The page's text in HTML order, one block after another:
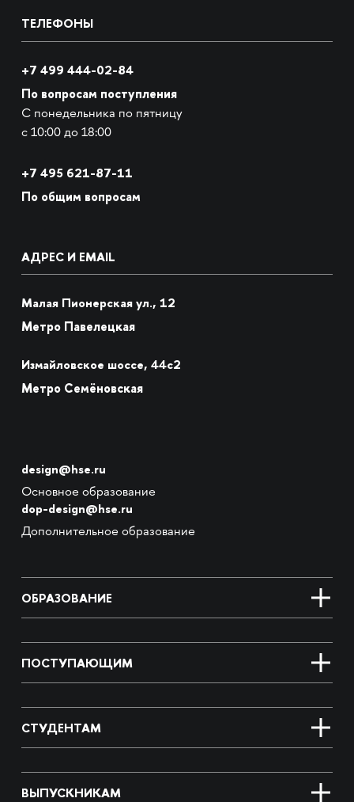
ТЕЛЕФОНЫ
+7 499 444-02-84
По вопросам поступления
С понедельника по пятницу
с 10:00 до 18:00
+7 495 621-87-11
По общим вопросам
АДРЕС И EMAIL
Малая Пионерская ул., 12
Метро Павелецкая
Измайловское шоссе, 44с2
Метро Семёновская
design@hse.ru
Основное образование
dop-design@hse.ru
Дополнительное образование
ОБРАЗОВАНИЕ
ПОСТУПАЮЩИМ
СТУДЕНТАМ
ВЫПУСКНИКАМ